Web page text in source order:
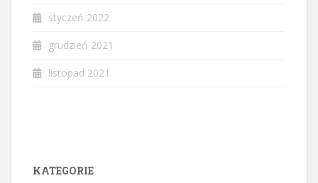
styczeń 2022
grudzień 2021
listopad 2021
KATEGORIE